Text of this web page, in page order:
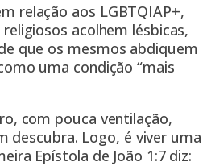
relação aos LGBTQIAP+,
acolhem lésbicas,
que os mesmos abdiquem
uma condição “mais
com pouca ventilação,
descubra. Logo, é viver uma
Epístola de João 1:7 diz: